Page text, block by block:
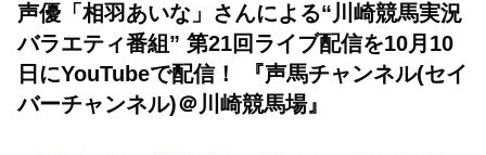
声優「相羽あいな」さんによる“川崎競馬実況
バラエティ番組” 第21回ライブ配信を10月10
日にYouTubeで配信！ 『声馬チャンネル(セイ
バーチャンネル)＠川崎競馬場』